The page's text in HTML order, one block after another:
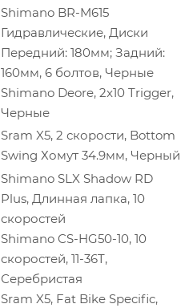
Shimano BR-M615
Гидравлические, Диски
Передний: 180мм; Задний:
160мм, 6 болтов, Черные
Shimano Deore, 2x10 Trigger,
Черные
Sram X5, 2 скорости, Bottom
Swing Хомут 34.9мм, Черный
Shimano SLX Shadow RD
Plus, Длинная лапка, 10
скоростей
Shimano CS-HG50-10, 10
скоростей, 11-36T,
Серебристая
Sram X5, Fat Bike Specific,